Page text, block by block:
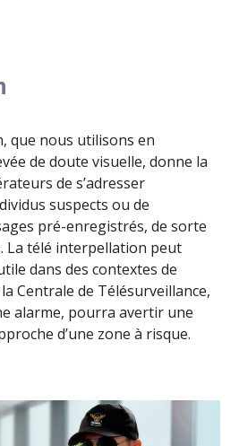
que nous utilisons en
de doute visuelle, donne la
de s’adresser
suspects ou de
pré-enregistrés, de sorte
. La télé interpellation peut
dans des contextes de
Centrale de Télésurveillance,
alarme, pourra avertir une
d’une zone à risque.